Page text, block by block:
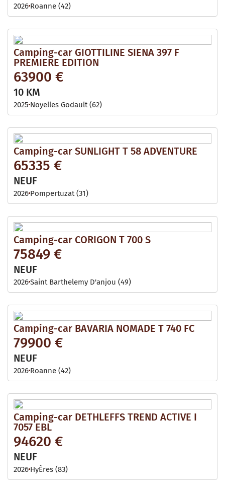
2026 Roanne (42)
Camping-car GIOTTILINE SIENA 397 F
PREMIERE EDITION
63900 €
10 KM
2025 Noyelles Godault (62)
Camping-car SUNLIGHT T 58 ADVENTURE
65335 €
NEUF
2026 Pompertuzat (31)
Camping-car CORIGON T 700 S
75849 €
NEUF
2026Saint Barthelemy D'anjou (49)
Camping-car BAVARIA NOMADE T 740 FC
79900 €
NEUF
2026 Roanne (42)
Camping-car DETHLEFFS TREND ACTIVE I
7057 EBL
94620 €
NEUF
2026 HyÈres (83)